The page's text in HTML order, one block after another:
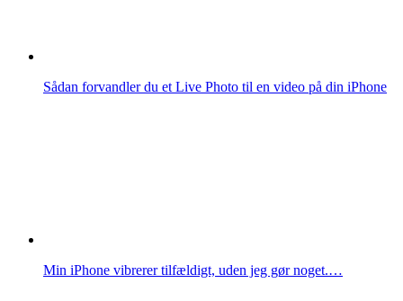
Sådan forvandler du et Live Photo til en video på din iPhone
Min iPhone vibrerer tilfældigt, uden jeg gør noget.…